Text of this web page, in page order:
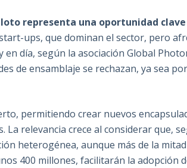
representa una oportunidad
ups, que dominan el sector, pero
día, según la asociación Global
de ensamblaje se rechazan, ya sea
permitiendo crear nuevos
relevancia crece al considerar que,
heterogénea, aunque más de la
400 millones, facilitarán la adopción